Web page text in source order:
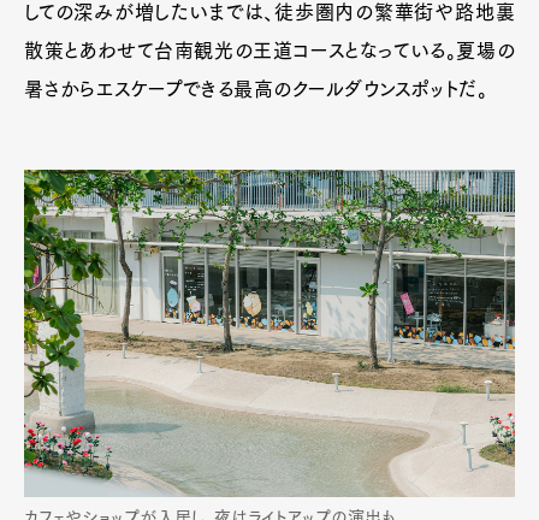
しての深みが増したいまでは、徒歩圏内の繁華街や路地裏
散策とあわせて台南観光の王道コースとなっている。夏場の
暑さからエスケープできる最高のクールダウンスポットだ。